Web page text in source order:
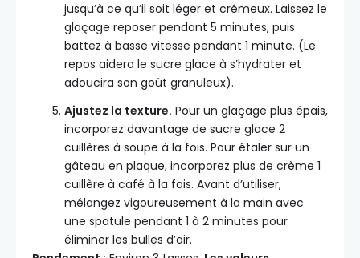
jusqu’à ce qu’il soit léger et crémeux. Laissez le
glaçage reposer pendant 5 minutes, puis
battez à basse vitesse pendant 1 minute. (Le
repos aidera le sucre glace à s’hydrater et
adoucira son goût granuleux).
Ajustez la texture. Pour un glaçage plus épais,
incorporez davantage de sucre glace 2
cuillères à soupe à la fois. Pour étaler sur un
gâteau en plaque, incorporez plus de crème 1
cuillère à café à la fois. Avant d’utiliser,
mélangez vigoureusement à la main avec
une spatule pendant 1 à 2 minutes pour
éliminer les bulles d’air.